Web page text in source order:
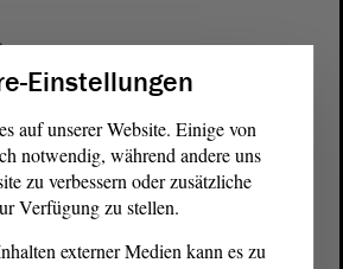
A
dazu, die bei der Wahl zustande
so auszugleichen, dass andere
bekommen haben, nicht
ist es, eine Zusammensetzung des
die der Zweitstimmenverteilung
Einstellungen
auf unserer Website. Einige von
notwendig, während andere uns
zu verbessern oder zusätzliche
Verfügung zu stellen.
externer Medien kann es zu